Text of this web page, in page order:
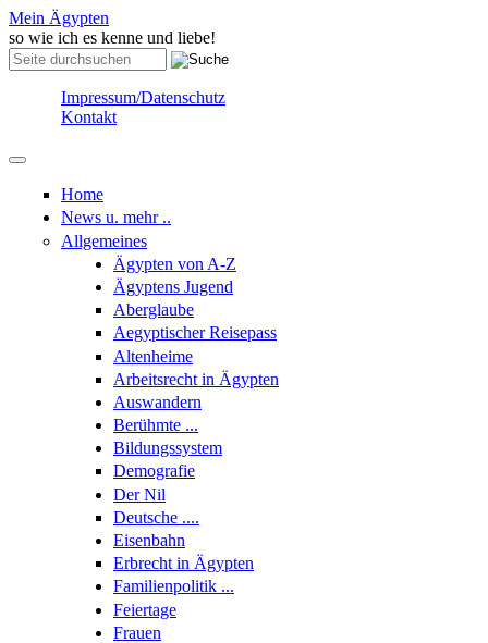
Skip to content
Skip to navigation
Mein Ägypten
so wie ich es kenne und liebe!
Suche
Impressum/Datenschutz
Kontakt
Home
News u. mehr ..
Allgemeines
Ägypten von A-Z
Ägyptens Jugend
Aberglaube
Aegyptischer Reisepass
Altenheime
Arbeitsrecht in Ägypten
Auswandern
Berühmte ...
Bildungssystem
Demografie
Der Nil
Deutsche ....
Eisenbahn
Erbrecht in Ägypten
Familienpolitik ...
Feiertage
Frauen